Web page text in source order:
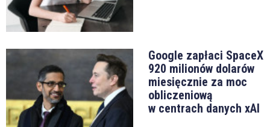
Google zapłaci SpaceX
920 milionów dolarów
miesięcznie za moc
obliczeniową
w centrach danych xAI